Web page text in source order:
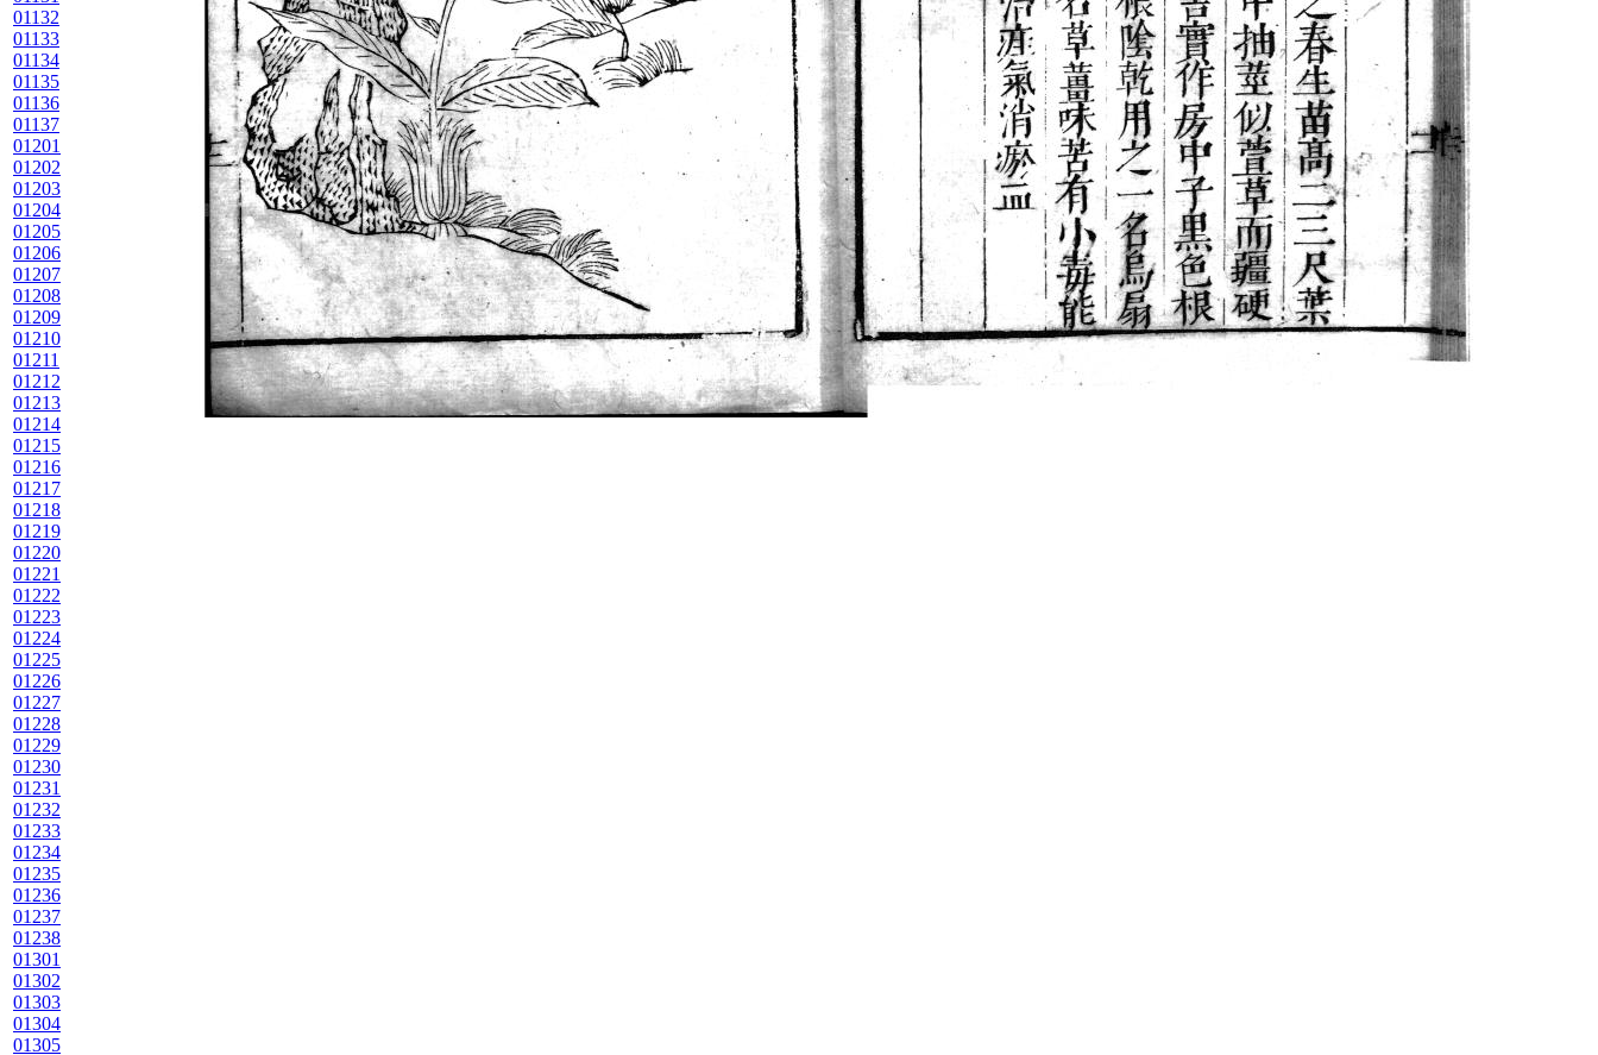
01132
01133
01134
01135
01136
01137
01201
01202
01203
01204
01205
01206
01207
01208
01209
01210
01211
01212
01213
01214
01215
01216
01217
01218
01219
01220
01221
01222
01223
01224
01225
01226
01227
01228
01229
01230
01231
01232
01233
01234
01235
01236
01237
01238
01301
01302
01303
01304
01305